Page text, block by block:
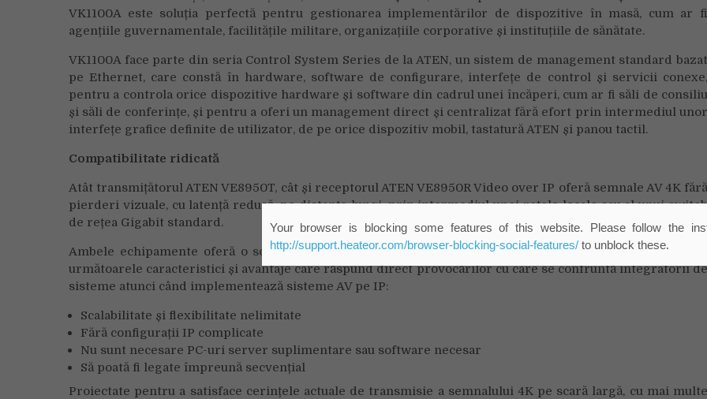
VK1100A este soluția perfectă pentru gestionarea implementărilor de dispozitive în masă, cum ar fi
agențiile guvernamentale, facilitățile militare, organizațiile corporative și instituțiile de sănătate.
VK1100A face parte din seria Control System Series de la ATEN, un sistem de management standard bazat
pe Ethernet, care constă în hardware, software de configurare, interfețe de control și servicii conexe,
pentru a controla orice dispozitive hardware și software din cadrul unei încăperi, cum ar fi săli de consiliu
și săli de conferințe, și pentru a oferi un management direct și centralizat fără efort prin intermediul unor
interfețe grafice definite de utilizator, de pe orice dispozitiv mobil, tastatură ATEN și panou tactil.
Compatibilitate ridicată
Atât transmițătorul ATEN VE8950T, cât și receptorul ATEN VE8950R Video over IP oferă semnale AV 4K fără
pierderi vizuale, cu latență redusă, pe distanțe lungi, prin intermediul unei rețele locale sau al unui switch
de rețea Gigabit standard.
Ambele echipamente oferă o soluție de semnalizare digitală eficientă, ușor de utilizat și economică, cu
următoarele caracteristici și avantaje care răspund direct provocărilor cu care se confruntă integratorii de
sisteme atunci când implementează sisteme AV pe IP:
Scalabilitate și flexibilitate nelimitate
Fără configurații IP complicate
Nu sunt necesare PC-uri server suplimentare sau software necesar
Să poată fi legate împreună secvențial
Proiectate pentru a satisface cerințele actuale de transmisie a semnalului 4K pe scară largă, cu mai multe
Your browser is blocking some features of this website. Please follow the
http://support.heateor.com/browser-blocking-social-features/to unblock these.